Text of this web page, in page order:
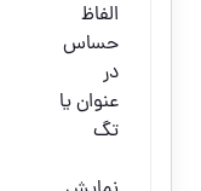
الفاظ
حساس
در
عنوان یا
تگ